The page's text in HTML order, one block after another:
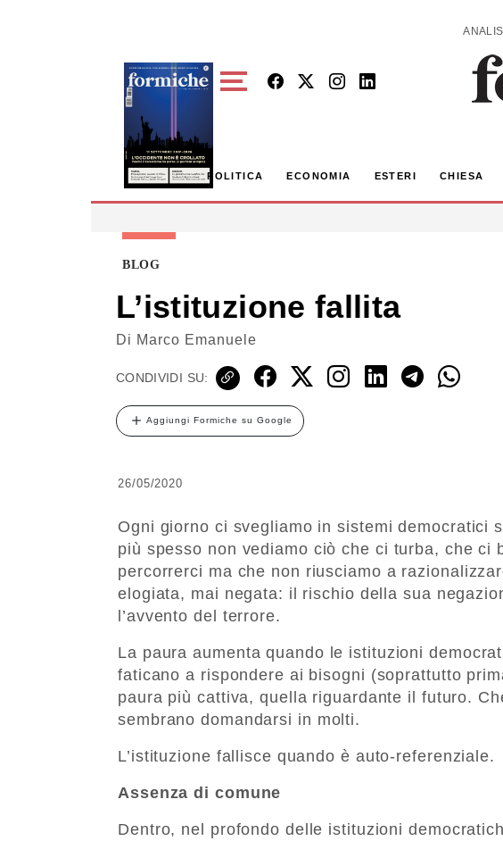
POLITICA ECONOMIA ESTERI CHIESA
BLOG
L’istituzione fallita
Di Marco Emanuele
CONDIVIDI SU:
Aggiungi Formiche su Google
26/05/2020
Ogni giorno ci svegliamo in sistemi democratici
più spesso non vediamo ciò che ci turba, che ci
percorrerci ma che non riusciamo a
elogiata, mai negata: il rischio della sua
l’avvento del terrore.
La paura aumenta quando le istituzioni
faticano a rispondere ai bisogni (soprattutto
paura più cattiva, quella riguardante il futuro.
sembrano domandarsi in molti.
L’istituzione fallisce quando è auto-referenziale.
Assenza di comune
Dentro, nel profondo delle istituzioni